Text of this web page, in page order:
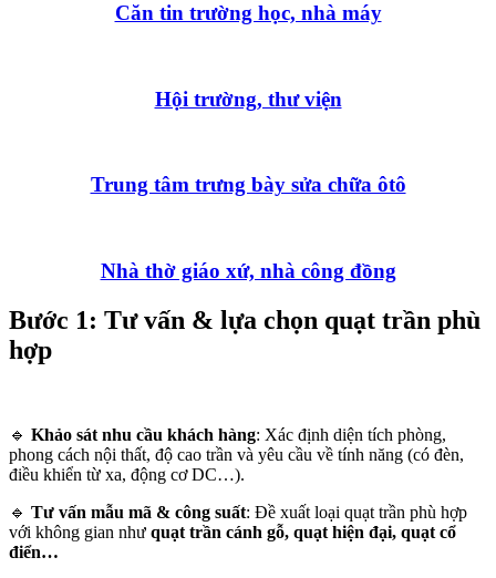
Căn tin trường học, nhà máy
Hội trường, thư viện
Trung tâm trưng bày sửa chữa ôtô
Nhà thờ giáo xứ, nhà công đồng
Bước 1: Tư vấn & lựa chọn quạt trần phù
hợp
🔹 Khảo sát nhu cầu khách hàng: Xác định diện tích phòng,
phong cách nội thất, độ cao trần và yêu cầu về tính năng (có đèn,
điều khiển từ xa, động cơ DC…).
🔹 Tư vấn mẫu mã & công suất: Đề xuất loại quạt trần phù hợp
với không gian như quạt trần cánh gỗ, quạt hiện đại, quạt cổ
điển…